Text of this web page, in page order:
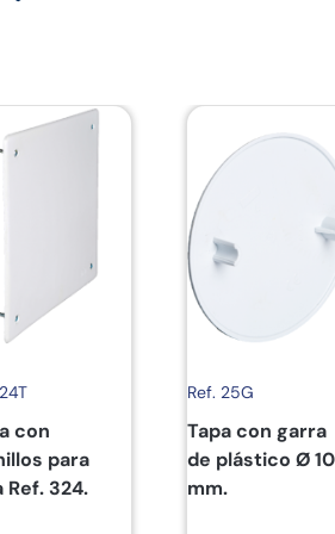
con
para
Ref. 324.
Ref. 25G
Tapa con garra
de plástico Ø
mm.